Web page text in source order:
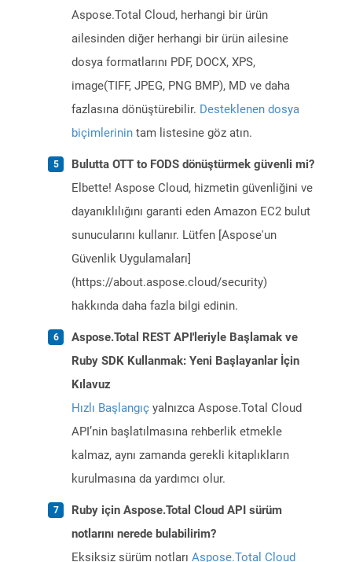
Aspose.Total Cloud, herhangi bir ürün
ailesinden diğer herhangi bir ürün ailesine
dosya formatlarını PDF, DOCX, XPS,
image(TIFF, JPEG, PNG BMP), MD ve daha
fazlasına dönüştürebilir. Desteklenen dosya
biçimlerinin tam listesine göz atın.
Bulutta OTT to FODS dönüştürmek güvenli mi?
Elbette! Aspose Cloud, hizmetin güvenliğini ve
dayanıklılığını garanti eden Amazon EC2 bulut
sunucularını kullanır. Lütfen [Aspose'un
Güvenlik Uygulamaları]
(https://about.aspose.cloud/security)
hakkında daha fazla bilgi edinin.
Aspose.Total REST API'leriyle Başlamak ve
Ruby SDK Kullanmak: Yeni Başlayanlar İçin
Kılavuz
Hızlı Başlangıç yalnızca Aspose.Total Cloud
API’nin başlatılmasına rehberlik etmekle
kalmaz, aynı zamanda gerekli kitaplıkların
kurulmasına da yardımcı olur.
Ruby için Aspose.Total Cloud API sürüm
notlarını nerede bulabilirim?
Eksiksiz sürüm notları Aspose.Total Cloud